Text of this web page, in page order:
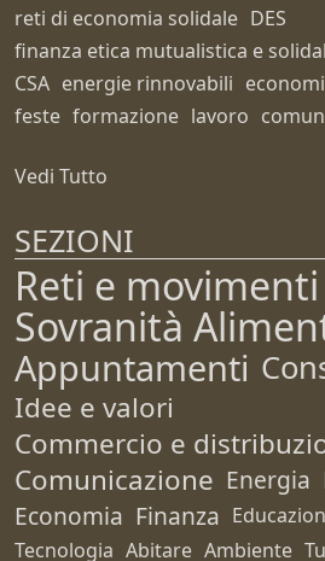
reti di economia solidale DES
finanza etica mutualistica e
CSA energie rinnovabili
feste formazione lavoro
Vedi Tutto
SEZIONI
Reti e movimenti
Sovranità
Appuntamenti
Idee e valori
Commercio e
Comunicazione Energia
Economia Finanza
Tecnologia Abitare Ambiente